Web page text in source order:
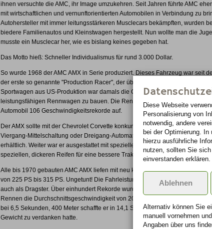
ihnen versuchte die AMC, ihr Image umzukehren. Seit Jahren führte AMC
mit wirtschaftlichen und vernunftorientierten Automobilen in Verbindung zu
Autohersteller mit immer leitungsstärkeren Musclecars bekämpften, wurden
biedere Familienautos und Kleinstwagen hergestellt. Nun wollte man die
musste ein Musclecar her, wie es bislang keines gegeben hat.
Das Motto hieß: Schneller Individualismus für rund 3.000 Dollar.
So wurde 1968 der AMC AMX in Serie produziert. Dieses Fahrzeug war seit
der erste so genannte "Production Racer", der über eine Stahlkarosserie
Sportwagen aus US-Produktion war damals die Chevrolet Corvette. Mit dem
leistungsfähigen Rennwagen zu bauen. Die Rennfahrer Craig Breedlove und
Automobil 106 Geschwindigkeitsrekorde auf.
Der AMX sollte mit der Chevrolet Corvette konkurrieren. Dazu war er mit drei
Viergang-Mittelschaltung oder Dreigang-Automatik, Scheibenbremsen vorn
erhältlich. Weiter war er ausgestattet mit speziellen Torsionsstäben, einer
speziellen, dickeren Reifen für eine bessere Traktion.
Alle bis 1970 gebauten AMC AMX liefen mit neu konstruierten V8-Maschinen
von 225 PS bis 315 PS. Ungetunt! Die Fahrleistungen waren enorm, und so
auch als Dragster. Über einhundert Rekorde wurden gebrochen. Zum
Rennen die Durchschnittsgeschwindigkeit von 208,26 km/h erreicht. Die
bei 6,5 Sekunden, 400 Meter schaffte er in 14,1 Sekunden aus dem Stand,
Gewicht zu verdanken hatte.
Diese Webseite
Personalisierung von
notwendig, andere
bei der Optimierung. In
hierzu ausführliche
nutzen, sollten Sie
einverstanden erklären.
Ablehnen
Alternativ können Sie
manuell vor­nehmen
Angaben über uns